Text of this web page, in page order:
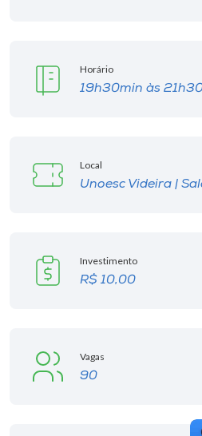
Horário
19h30min às
Local
Unoesc Videira |
Investimento
R$ 10,00
Vagas
90